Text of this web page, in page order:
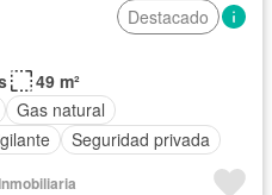
Destacado
49 m²
Gas natural
Seguridad privada